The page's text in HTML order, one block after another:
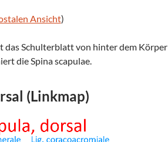
Ansicht)
das Schulterblatt von hinter dem Körper
die Spina scapulae.
(Linkmap)